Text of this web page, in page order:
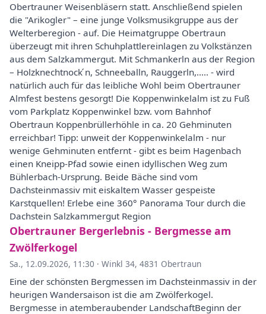
Obertrauner Weisenbläsern statt. Anschließend spielen
die "Arikogler" – eine junge Volksmusikgruppe aus der
Welterberegion - auf. Die Heimatgruppe Obertraun
überzeugt mit ihren Schuhplattlereinlagen zu Volkstänzen
aus dem Salzkammergut. Mit Schmankerln aus der Region
– Holzknechtnock ́n, Schneeballn, Rauggerln,..... - wird
natürlich auch für das leibliche Wohl beim Obertrauner
Almfest bestens gesorgt! Die Koppenwinkelalm ist zu Fuß
vom Parkplatz Koppenwinkel bzw. vom Bahnhof
Obertraun Koppenbrüllerhöhle in ca. 20 Gehminuten
erreichbar! Tipp: unweit der Koppenwinkelalm - nur
wenige Gehminuten entfernt - gibt es beim Hagenbach
einen Kneipp-Pfad sowie einen idyllischen Weg zum
Bühlerbach-Ursprung. Beide Bäche sind vom
Dachsteinmassiv mit eiskaltem Wasser gespeiste
Karstquellen! Erlebe eine 360° Panorama Tour durch die
Dachstein Salzkammergut Region
Obertrauner Bergerlebnis - Bergmesse am
Zwölferkogel
Sa., 12.09.2026, 11:30 · Winkl 34, 4831 Obertraun
Eine der schönsten Bergmessen im Dachsteinmassiv in der
heurigen Wandersaison ist die am Zwölferkogel.
Bergmesse in atemberaubender LandschaftBeginn der